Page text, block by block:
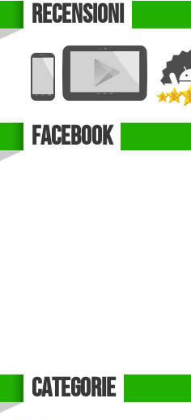
Recensioni
Facebook
Categorie